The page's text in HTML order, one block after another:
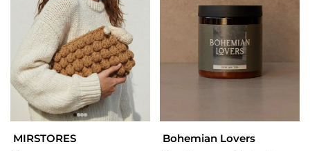
MIRSTORES Bohemian Lovers